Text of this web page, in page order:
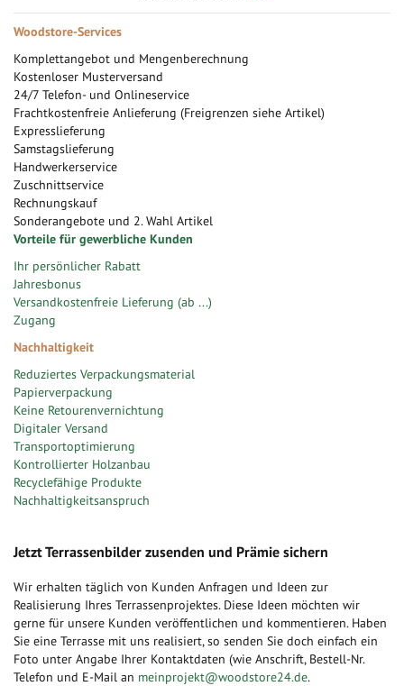
Woodstore-Services
Komplettangebot und Mengenberechnung
Kostenloser Musterversand
24/7 Telefon- und Onlineservice
Frachtkostenfreie Anlieferung (Freigrenzen siehe Artikel)
Expresslieferung
Samstagslieferung
Handwerkerservice
Zuschnittservice
Rechnungskauf
Sonderangebote und 2. Wahl Artikel
Vorteile für gewerbliche Kunden
Ihr persönlicher Rabatt
Jahresbonus
Versandkostenfreie Lieferung (ab ...)
Zugang
Nachhaltigkeit
Reduziertes Verpackungsmaterial
Papierverpackung
Keine Retourenvernichtung
Digitaler Versand
Transportoptimierung
Kontrollierter Holzanbau
Recyclefähige Produkte
Nachhaltigkeitsanspruch
Jetzt Terrassenbilder zusenden und Prämie sichern
Wir erhalten täglich von Kunden Anfragen und Ideen zur
Realisierung Ihres Terrassenprojektes. Diese Ideen möchten wir
gerne für unsere Kunden veröffentlichen und kommentieren. Haben
Sie eine Terrasse mit uns realisiert, so senden Sie doch einfach ein
Foto unter Angabe Ihrer Kontaktdaten (wie Anschrift, Bestell-Nr.
Telefon und E-Mail an meinprojekt@woodstore24.de.